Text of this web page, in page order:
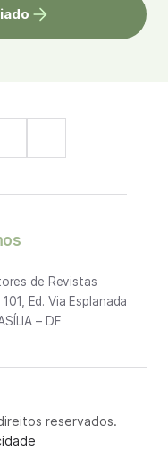
de Revistas
Ed. Via Esplanada
– DF
reservados.